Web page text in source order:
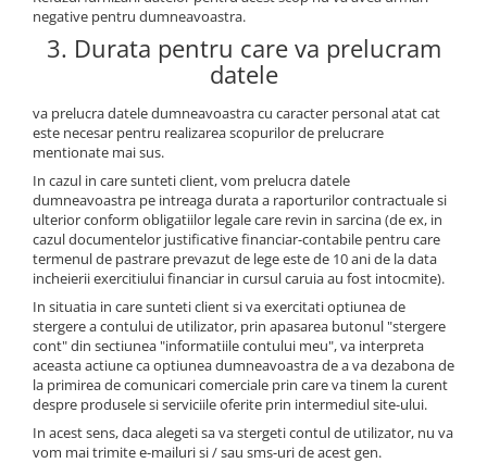
negative pentru dumneavoastra.
3. Durata pentru care va prelucram
datele
va prelucra datele dumneavoastra cu caracter personal atat cat
este necesar pentru realizarea scopurilor de prelucrare
mentionate mai sus.
In cazul in care sunteti client, vom prelucra datele
dumneavoastra pe intreaga durata a raporturilor contractuale si
ulterior conform obligatiilor legale care revin in sarcina (de ex, in
cazul documentelor justificative financiar-contabile pentru care
termenul de pastrare prevazut de lege este de 10 ani de la data
incheierii exercitiului financiar in cursul caruia au fost intocmite).
In situatia in care sunteti client si va exercitati optiunea de
stergere a contului de utilizator, prin apasarea butonul "stergere
cont" din sectiunea "informatiile contului meu", va interpreta
aceasta actiune ca optiunea dumneavoastra de a va dezabona de
la primirea de comunicari comerciale prin care va tinem la curent
despre produsele si serviciile oferite prin intermediul site-ului.
In acest sens, daca alegeti sa va stergeti contul de utilizator, nu va
vom mai trimite e-mailuri si / sau sms-uri de acest gen.